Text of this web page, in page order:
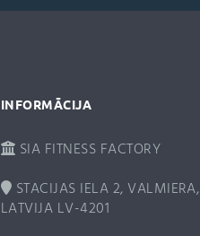
INFORMĀCIJA
SIA FITNESS FACTORY
STACIJAS IELA 2, VALMIERA,
LATVIJA LV-4201